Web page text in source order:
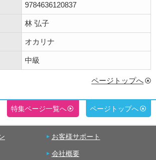
9784636120837
林 弘子
オカリナ
中級
ページトップへ
特集ページ一覧へ ページトップへ
お客様サポート
会社概要